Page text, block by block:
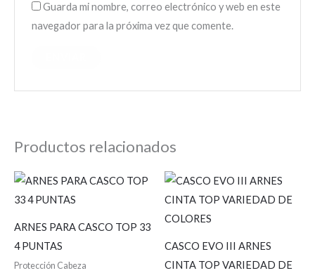
Guarda mi nombre, correo electrónico y web en este
navegador para la próxima vez que comente.
Productos relacionados
ARNES PARA CASCO TOP 33
4 PUNTAS
Protección Cabeza
CASCO EVO III ARNES
CINTA TOP VARIEDAD DE